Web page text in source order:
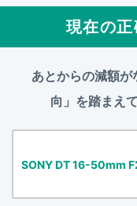
現在の正
あとからの減額
向」を踏まえて
SONY DT 16-50mm